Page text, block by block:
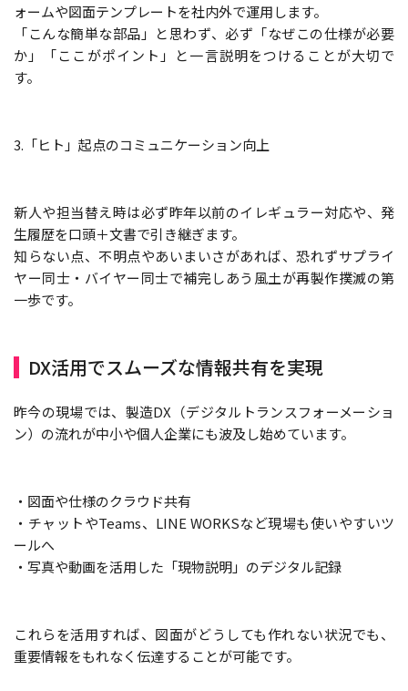
ォームや図面テンプレートを社内外で運用します。
「こんな簡単な部品」と思わず、必ず「なぜこの仕様が必要
か」「ここがポイント」と一言説明をつけることが大切で
す。
3.「ヒト」起点のコミュニケーション向上
新人や担当替え時は必ず昨年以前のイレギュラー対応や、発
生履歴を口頭＋文書で引き継ぎます。
知らない点、不明点やあいまいさがあれば、恐れずサプライ
ヤー同士・バイヤー同士で補完しあう風土が再製作撲滅の第
一歩です。
DX活用でスムーズな情報共有を実現
昨今の現場では、製造DX（デジタルトランスフォーメーショ
ン）の流れが中小や個人企業にも波及し始めています。
・図面や仕様のクラウド共有
・チャットやTeams、LINE WORKSなど現場も使いやすいツ
ールへ
・写真や動画を活用した「現物説明」のデジタル記録
これらを活用すれば、図面がどうしても作れない状況でも、
重要情報をもれなく伝達することが可能です。